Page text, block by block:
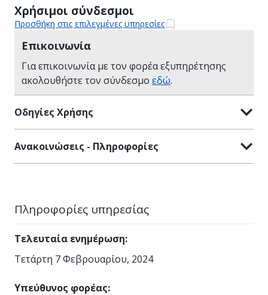
Χρήσιμοι σύνδεσμοι
Προσθήκη στις επιλεγμένες υπηρεσίες
Επικοινωνία
Για επικοινωνία με τον φορέα εξυπηρέτησης
ακολουθήστε τον σύνδεσμο εδώ.
Οδηγίες Χρήσης
Ανακοινώσεις - Πληροφορίες
Πληροφορίες υπηρεσίας
Τελευταία ενημέρωση:
Τετάρτη 7 Φεβρουαρίου, 2024
Υπεύθυνος φορέας: